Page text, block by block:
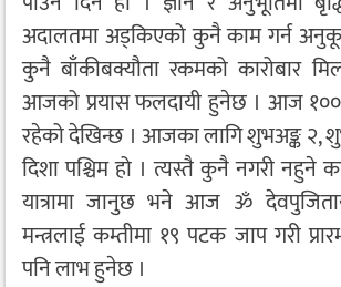
अदालतमा अड्किएको कुनै काम गर्न
कुनै बाँकीबक्यौता रकमको कारोबार
आजको प्रयास फलदायी हुनेछ । आज १००
रहेको देखिन्छ । आजका लागि शुभअङ्क २,
दिशा पश्चिम हो । त्यस्तै कुनै नगरी
यात्रामा जानुछ भने आज ॐ
मन्त्रलाई कम्तीमा १९ पटक जाप गरी
पनि लाभ हुनेछ ।